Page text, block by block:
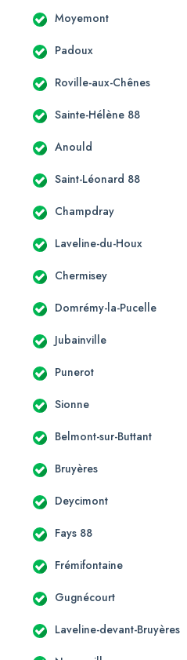
Moyemont
Padoux
Roville-aux-Chênes
Sainte-Hélène 88
Anould
Saint-Léonard 88
Champdray
Laveline-du-Houx
Chermisey
Domrémy-la-Pucelle
Jubainville
Punerot
Sionne
Belmont-sur-Buttant
Bruyères
Deycimont
Fays 88
Frémifontaine
Gugnécourt
Laveline-devant-Bruyères